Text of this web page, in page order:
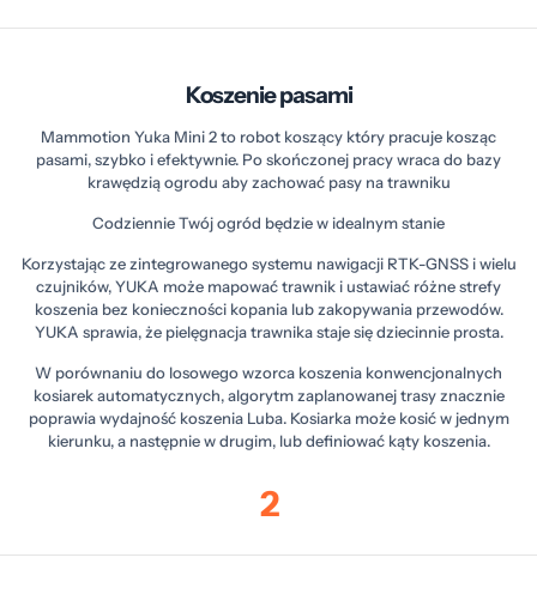
Koszenie pasami
Mammotion Yuka Mini 2 to robot koszący który pracuje kosząc
pasami, szybko i efektywnie. Po skończonej pracy wraca do bazy
krawędzią ogrodu aby zachować pasy na trawniku
Codziennie Twój ogród będzie w idealnym stanie
Korzystając ze zintegrowanego systemu nawigacji RTK-GNSS i wielu
czujników, YUKA może mapować trawnik i ustawiać różne strefy
koszenia bez konieczności kopania lub zakopywania przewodów.
YUKA sprawia, że pielęgnacja trawnika staje się dziecinnie prosta.
W porównaniu do losowego wzorca koszenia konwencjonalnych
kosiarek automatycznych, algorytm zaplanowanej trasy znacznie
poprawia wydajność koszenia Luba. Kosiarka może kosić w jednym
kierunku, a następnie w drugim, lub definiować kąty koszenia.
2